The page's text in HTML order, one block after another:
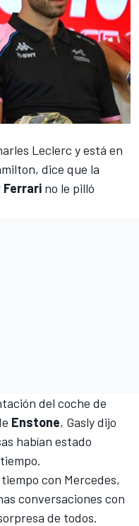
Leclerc y está en
, dice que la
Ferrari no le pilló
del coche de
Enstone, Gasly dijo
habían estado
con Mercedes,
conversaciones con
de todos.